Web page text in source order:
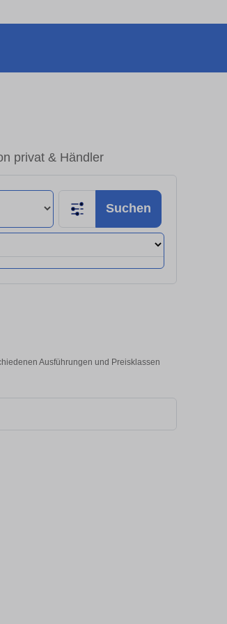
privat & Händler
Suchen
Ausführungen und Preisklassen